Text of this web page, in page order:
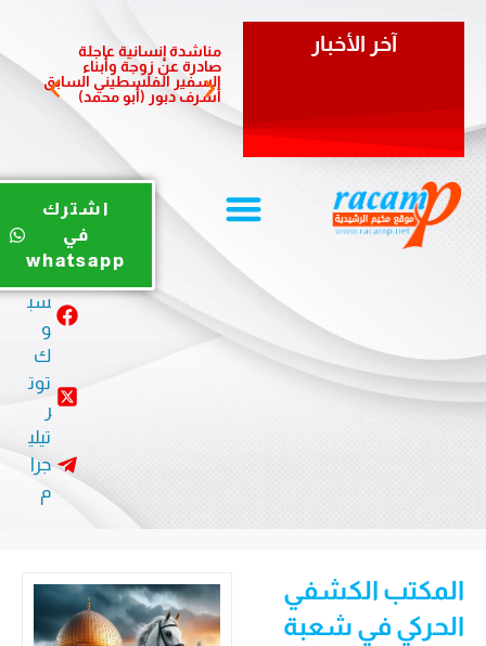
آخر الأخبار
مناشدة إنسانية عاجلة
صادرة عن زوجة وأبناء
السفير الفلسطيني السابق
أشرف دبور (أبو محمد)
لدعم
يو
ب
سب
و
توت
ر
تيلي
جرا
اشترك
في
whatsapp
المكتب الكشفي
الحركي في شعبة